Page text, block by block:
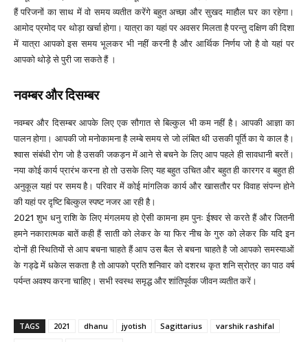
हैं परिजनों का साथ में वो समय व्यतीत करेंगे बहुत अच्छा और सुखद माहौल घर का रहेगा।
आमोद प्रमोद पर थोड़ा खर्चा होगा। यात्रा का यहां पर अवसर मिलता है परन्तु दक्षिण की दिशा
में यात्रा आपको इस समय भूलकर भी नहीं करनी है और आर्थिक निर्णय जो है वो यहां पर
आपको थोड़े से पुरी जा सकते हैं ।
नवम्बर और दिसम्बर
नवम्बर और दिसम्बर आपके लिए एक सौगात से बिल्कुल भी कम नहीं है। आपकी आज्ञा का
पालन होगा। आपकी जो मनोकामना है लम्बे समय से जो लंबित थी उसकी पूर्ति का ये काल है।
श्वास संबंधी रोग जो है उसकी जकड़न में आने से बचने के लिए आप पहले ही सावधानी बरतें।
नया कोई कार्य प्रारंभ करना हो तो उसके लिए यह बहुत उचित और बहुत ही कारगर व बहुत ही
अनुकूल यहां पर समय है। परिवार में कोई मांगलिक कार्य और खासतौर पर विवाह संपन्न होने
की यहां पर दृष्टि बिल्कुल स्पष्ट नजर आ रही है।
2021 शुभ धनु राशि के लिए मंगलमय हो ऐसी कामना हम पुनः ईश्वर से करते हैं और जितनी
हमने नकारात्मक बातें कही हैं साती को लेकर के या फिर नीच के गुरु को लेकर कि यदि इन
दोनों ही स्थितियों से आप बचना चाहते हैं आप उस बैल से बचना चाहते है जो आपको समस्याओं
के गड्ढे में धकेल सकता है तो आपको प्रति शनिवार को दशरथ कृत शनि स्रोत्र का पाठ वर्ष
पर्यन्त अवश्य करना चाहिए। सभी स्वस्थ समृद्ध और शांतिपूर्वक जीवन व्यतीत करें।
TAGS 2021 dhanu jyotish Sagittarius
varshik rashifal